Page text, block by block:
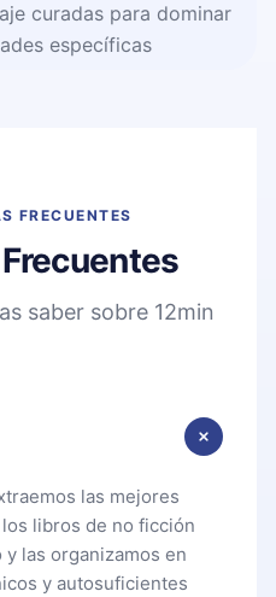
curadas para dominar
específicas
FRECUENTES
saber sobre 12min
las mejores
libros de no ficción
las organizamos en
y autosuficientes